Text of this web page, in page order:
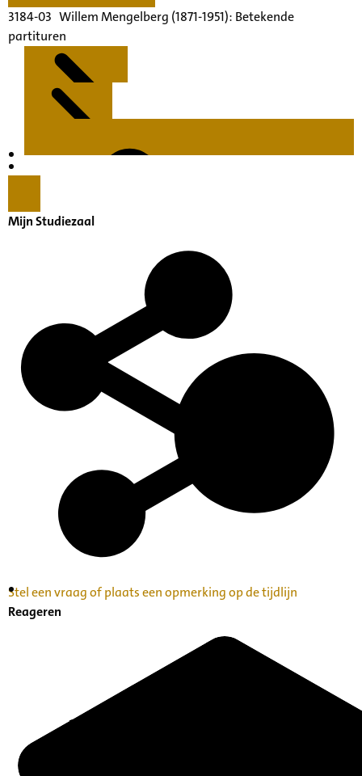
3184-03 Willem Mengelberg (1871-1951): Betekende
partituren
Inventaris Betekende partituren, geordend op
Mijn Studiezaal
Stel een vraag of plaats een opmerking op de tijdlijn
Reageren